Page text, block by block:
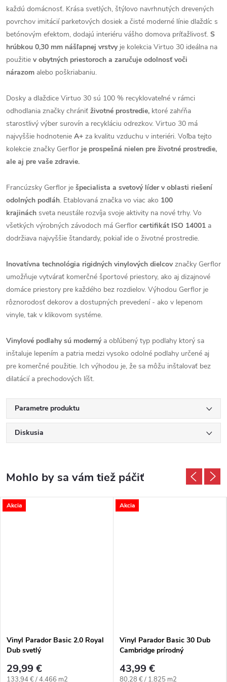
každú domácnosť. Krása svetlých, štýlovo navrhnutých drevených
povrchov imitácií parketových dosiek a čisté moderné línie dlaždíc s
betónovým efektom, dodajú interiéru vášho domova príťažlivosť. S
hrúbkou 0,30 mm nášľapnej vrstvyje kolekcia Virtuo 30 ideálna na
použitie v obytných priestoroch a zaručuje odolnosť voči
nárazom alebo poškriabaniu.
Dosky a dlaždice Virtuo 30 sú 100 % recyklovateľné v rámci
odhodlania značky chrániť životné prostredie, ktoré zahŕňa
starostlivý výber surovín a recykláciu odrezkov. Virtuo 30 má
najvyššie hodnotenie A+ za kvalitu vzduchu v interiéri. Voľba tejto
kolekcie značky Gerflor je prospešná nielen pre životné prostredie,
ale aj pre vaše zdravie.
Francúzsky Gerflor je špecialista a svetový líder v oblasti riešení
odolných podláh. Etablovaná značka vo viac ako 100
krajinách sveta neustále rozvíja svoje aktivity na nové trhy. Vo
všetkých výrobných závodoch má Gerflor certifikát ISO 14001 a
dodržiava najvyššie štandardy, pokiaľ ide o životné prostredie.
Inovatívna technológia rigidných vinylových dielcovznačky Gerflor
umožňuje vytvárať komerčné športové priestory, ako aj dizajnové
domáce priestory pre každého bez rozdielov. Výhodou Gerflor je
rôznorodosť dekorov a dostupných prevedení - ako v lepenom
vinyle, tak v klikovom systéme.
Vinylové podlahy sú modernýa obľúbený typ podlahy ktorý sa
inštaluje lepením a patria medzi vysoko odolné podlahy určené aj
pre komerčné použitie. Ich výhodou je, že sa môžu inštalovať bez
dilatácií a prechodových líšt.
Parametre produktu
Diskusia
Akcia
Vinyl Parador Basic 2.0 Royal
Dub svetlý
29,99 €
Jednotková cena:
133,94 € / 4.466 m2
Akcia
Vinyl Parador Basic 30 Dub
Cambridge prírodný
43,99 €
Jednotková cena:
80,28 € / 1.825 m2